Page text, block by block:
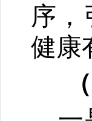
序，
健康